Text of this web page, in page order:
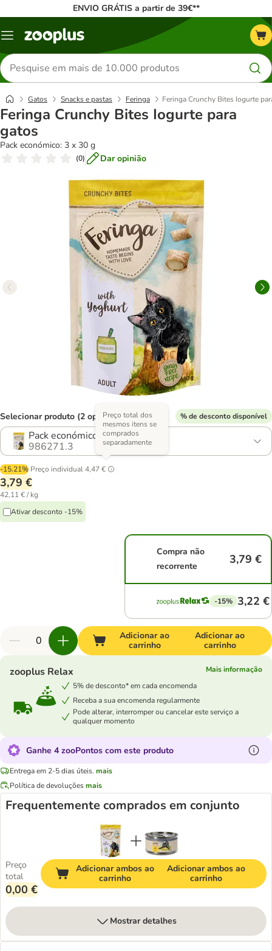
ENVIO GRÁTIS a partir de 39€**
Menu
Pesquisar
produtos
Gatos Snacks e pastas Feringa Feringa Crunchy Bites Iogurte
Feringa Crunchy Bites Iogurte para
gatos
Pack económico: 3 x 30 g
(0) Dar opinião
Selecionar produto (2 opções) % de desconto disponível
Pack económico: 3 x 30 g
986271.3
-15.21% Preço individual4,47 €
Preço total dos
mesmos itens se
comprados
separadamente
3,79 €
42,11 € / kg
Ativar desconto -15%
Compra não
recorrente
3,79 €
-15% 3,22 €
Adicionar ao
carrinho
Adicionar ao
carrinho
zooplus Relax
Mais informação
5% de desconto* em cada encomenda
Receba a sua encomenda regularmente
Pode alterar, interromper ou cancelar este serviço a
qualquer momento
Ganhe 4 zooPontos com este produto
Entrega em 2-5 dias úteis. mais
Política de devoluçõesmais
Frequentemente comprados em conjunto
Preço
total
0,00 €
Adicionar ambos ao
carrinho
Adicionar ambos ao
carrinho
Mostrar detalhes